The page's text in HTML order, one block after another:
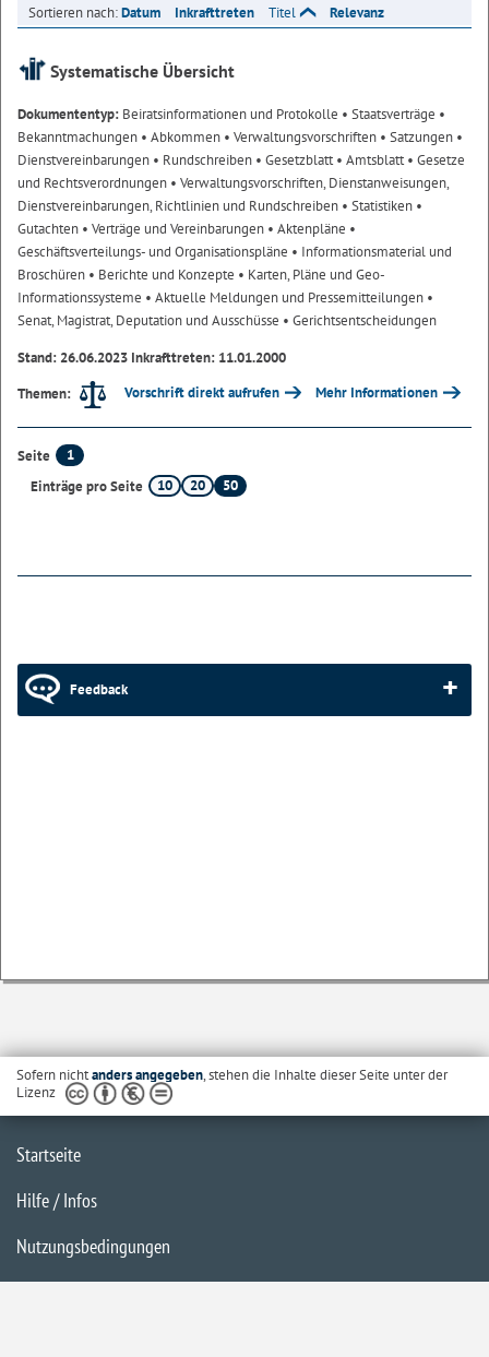
Sortieren nach:Datum Inkrafttreten Titel Relevanz
Systematische Übersicht
Dokumententyp: Beiratsinformationen und Protokolle • Staatsverträge •
Bekanntmachungen • Abkommen • Verwaltungsvorschriften • Satzungen •
Dienstvereinbarungen • Rundschreiben • Gesetzblatt• Amtsblatt• Gesetze
und Rechtsverordnungen • Verwaltungsvorschriften, Dienstanweisungen,
Dienstvereinbarungen, Richtlinien und Rundschreiben • Statistiken •
Gutachten • Verträge und Vereinbarungen • Aktenpläne •
Geschäftsverteilungs- und Organisationspläne • Informationsmaterial und
Broschüren • Berichte und Konzepte • Karten, Pläne und Geo-
Informationssysteme • Aktuelle Meldungen und Pressemitteilungen •
Senat, Magistrat, Deputation und Ausschüsse • Gerichtsentscheidungen
Stand: 26.06.2023 Inkrafttreten: 11.01.2000
Themen:
Vorschrift direkt aufrufen Mehr Informationen
Seite
1
Einträge pro Seite
10 20 50
Feedback
Sofern nichtanders angegeben, stehen die Inhalte dieser Seite unter der
Lizenz
Startseite
Hilfe / Infos
Nutzungsbedingungen